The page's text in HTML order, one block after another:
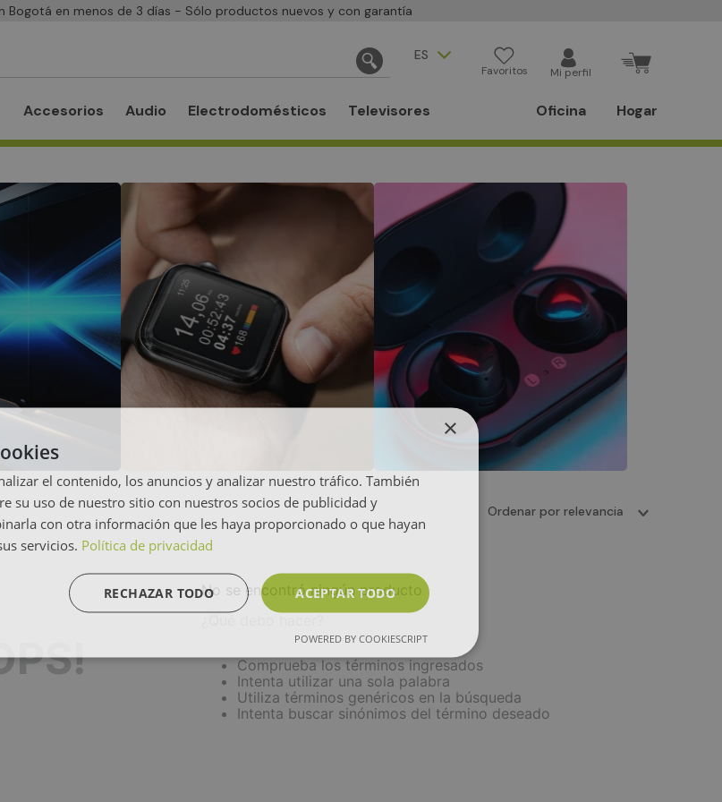
Bogotá en menos de 3 días - Sólo productos nuevos y con garantía
ES
Favoritos Mi perfil
Accesorios Audio Electrodomésticos Televisores Oficina Hogar
Ordenar por relevancia
No se encontró ningún producto
Comprueba los términos ingresados
Intenta utilizar una sola palabra
Utiliza términos genéricos en la búsqueda
Intenta buscar sinónimos del término deseado
×
el contenido, los anuncios y analizar nuestro tráfico. También
su uso de nuestro sitio con nuestros socios de publicidad y
con otra información que les haya proporcionado o que hayan
servicios. Política de privacidad
ACEPTAR TODO
RECHAZAR TODO
POWERED BY COOKIESCRIPT